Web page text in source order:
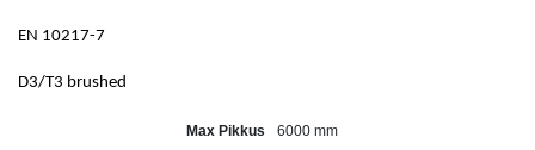
EN 10217-7
D3/T3 brushed
Max Pikkus
6000 mm